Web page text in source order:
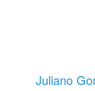
Juliano